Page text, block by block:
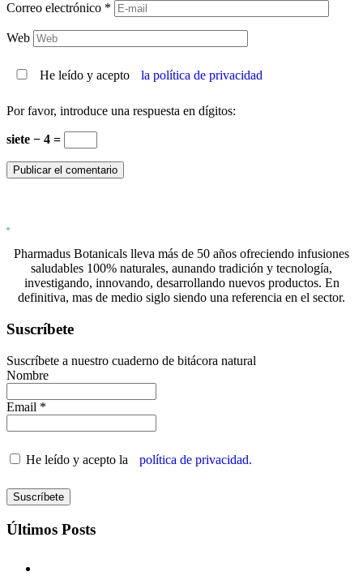
Correo electrónico *
Web
He leído y acepto la política de privacidad
Por favor, introduce una respuesta en dígitos:
siete − 4 =
Pharmadus Botanicals lleva más de 50 años ofreciendo infusiones
saludables 100% naturales, aunando tradición y tecnología,
investigando, innovando, desarrollando nuevos productos. En
definitiva, mas de medio siglo siendo una referencia en el sector.
Suscríbete
Suscríbete a nuestro cuaderno de bitácora natural
Nombre
Email *
He leído y acepto la política de privacidad.
Últimos Posts